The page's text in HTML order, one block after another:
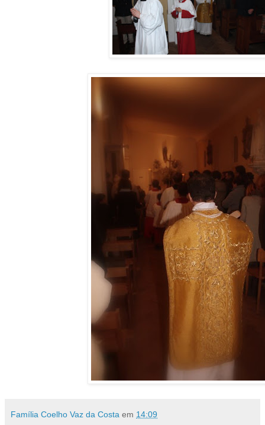
Família Coelho Vaz da Costa em 14:09